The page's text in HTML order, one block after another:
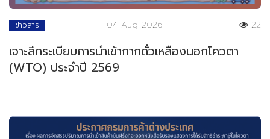
ข่าวสาร 04 Aug 2026 22
เจาะลึกระเบียบการนำเข้ากากถั่วเหลืองนอกโควตา
(WTO) ประจำปี 2569